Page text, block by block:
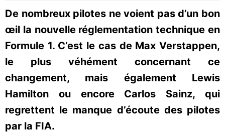
De nombreux pilotes ne voient pas d’un bon
œil la nouvelle réglementation technique en
Formule 1. C’est le cas de Max Verstappen,
le plus véhément concernant ce
changement, mais également Lewis
Hamilton ou encore Carlos Sainz, qui
regrettent le manque d’écoute des pilotes
par la FIA.